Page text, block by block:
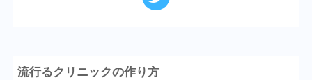
流行るクリニックの作り方